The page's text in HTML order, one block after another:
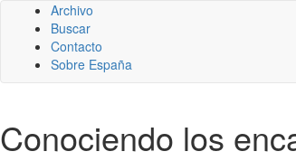
Archivo
Buscar
Contacto
Sobre España
Conociendo los